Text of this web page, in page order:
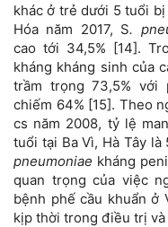
khác ở trẻ dưới 5 tuổi
Hóa năm 2017, S.
cao tới 34,5% [14].
kháng kháng sinh của
trầm trọng 73,5% với
chiếm 64% [15]. Theo
cs năm 2008, tỷ lệ
tuổi tại Ba Vì, Hà Tây là
pneumoniae kháng
quan trọng của việc
bệnh phế cầu khuẩn ở
kịp thời trong điều trị